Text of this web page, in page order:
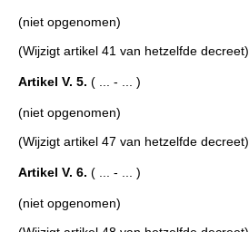
(niet opgenomen)
(Wijzigt artikel 41 van hetzelfde decreet)
Artikel V. 5. ( ... - ... )
(niet opgenomen)
(Wijzigt artikel 47 van hetzelfde decreet)
Artikel V. 6. ( ... - ... )
(niet opgenomen)